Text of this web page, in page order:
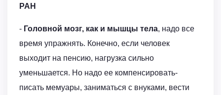
РАН
- Головной мозг, как и мышцы тела, надо все
время упражнять. Конечно, если человек
выходит на пенсию, нагрузка сильно
уменьшается. Но надо ее компенсировать-
писать мемуары, заниматься с внуками, вести